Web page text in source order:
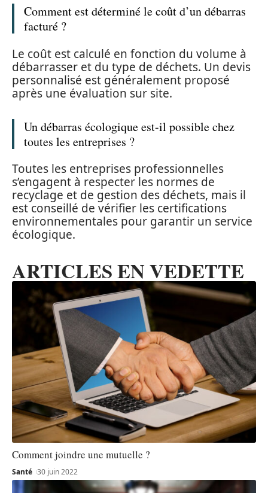
Comment est déterminé le coût d’un débarras
facturé ?
Le coût est calculé en fonction du volume à
débarrasser et du type de déchets. Un devis
personnalisé est généralement proposé
après une évaluation sur site.
Un débarras écologique est-il possible chez
toutes les entreprises ?
Toutes les entreprises professionnelles
s’engagent à respecter les normes de
recyclage et de gestion des déchets, mais il
est conseillé de vérifier les certifications
environnementales pour garantir un service
écologique.
ARTICLES EN VEDETTE
Comment joindre une mutuelle ?
Santé 30 juin 2022